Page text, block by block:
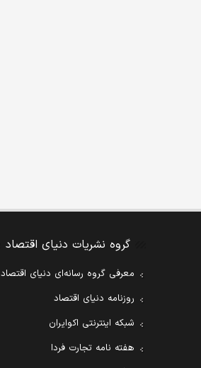
گروه نشریات دنیای اقتصاد
معرفی گروه رسانه‌ای دنیای اقتصاد
روزنامه دنیای اقتصاد
شبکه اینترنتی اکوایران
هفته نامه تجارت فردا